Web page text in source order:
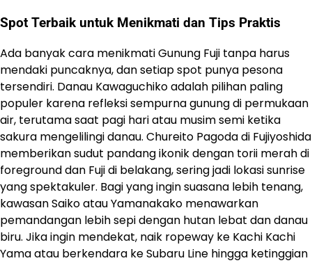
Spot Terbaik untuk Menikmati dan Tips Praktis
Ada banyak cara menikmati Gunung Fuji tanpa harus
mendaki puncaknya, dan setiap spot punya pesona
tersendiri. Danau Kawaguchiko adalah pilihan paling
populer karena refleksi sempurna gunung di permukaan
air, terutama saat pagi hari atau musim semi ketika
sakura mengelilingi danau. Chureito Pagoda di Fujiyoshida
memberikan sudut pandang ikonik dengan torii merah di
foreground dan Fuji di belakang, sering jadi lokasi sunrise
yang spektakuler. Bagi yang ingin suasana lebih tenang,
kawasan Saiko atau Yamanakako menawarkan
pemandangan lebih sepi dengan hutan lebat dan danau
biru. Jika ingin mendekat, naik ropeway ke Kachi Kachi
Yama atau berkendara ke Subaru Line hingga ketinggian